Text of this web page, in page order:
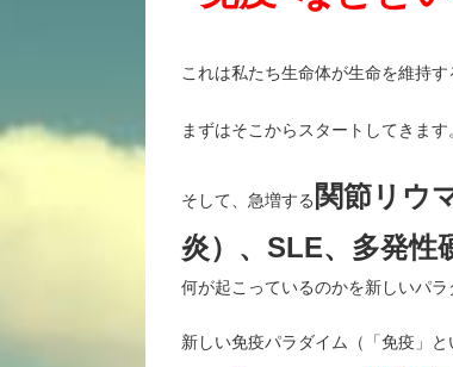
これは私たち生命体が生命を維持
まずはそこからスタートしてきます
そして、急増する 関節リウ
炎）、SLE、多発性
何が起こっているのかを新しいパラ
新しい免疫パラダイム（「免疫」